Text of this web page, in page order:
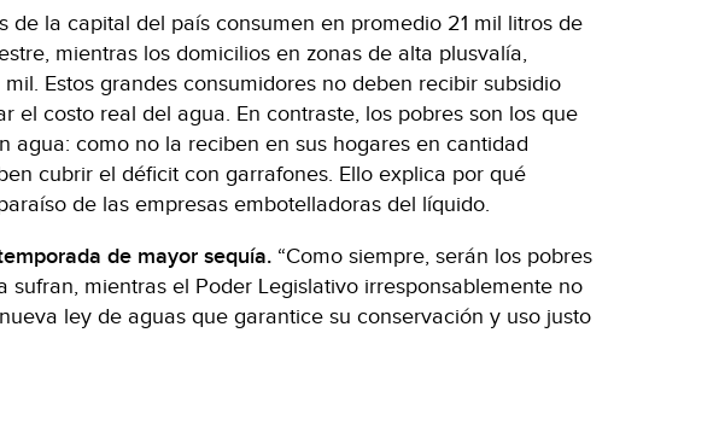
de la capital del país consumen en promedio 21 mil litros de
mientras los domicilios en zonas de alta plusvalía,
Estos grandes consumidores no deben recibir subsidio
el costo real del agua. En contraste, los pobres son los que
agua: como no la reciben en sus hogares en cantidad
cubrir el déficit con garrafones. Ello explica por qué
de las empresas embotelladoras del líquido.
de mayor sequía. “Como siempre, serán los pobres
sufran, mientras el Poder Legislativo irresponsablemente no
ley de aguas que garantice su conservación y uso justo